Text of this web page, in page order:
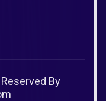
By